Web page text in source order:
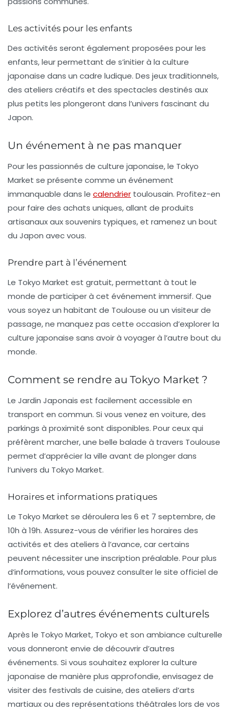
Les activités pour les enfants
Des activités seront également proposées pour les
enfants, leur permettant de s’initier à la culture
japonaise dans un cadre ludique. Des jeux traditionnels,
des ateliers créatifs et des spectacles destinés aux
plus petits les plongeront dans l’univers fascinant du
Japon.
Un événement à ne pas manquer
Pour les passionnés de culture japonaise, le Tokyo
Market se présente comme un événement
immanquable dans le calendrier toulousain. Profitez-en
pour faire des achats uniques, allant de produits
artisanaux aux souvenirs typiques, et ramenez un bout
du Japon avec vous.
Prendre part à l’événement
Le Tokyo Market est gratuit, permettant à tout le
monde de participer à cet événement immersif. Que
vous soyez un habitant de Toulouse ou un visiteur de
passage, ne manquez pas cette occasion d’explorer la
culture japonaise sans avoir à voyager à l’autre bout du
monde.
Comment se rendre au Tokyo Market ?
Le Jardin Japonais est facilement accessible en
transport en commun. Si vous venez en voiture, des
parkings à proximité sont disponibles. Pour ceux qui
préfèrent marcher, une belle balade à travers Toulouse
permet d’apprécier la ville avant de plonger dans
l’univers du Tokyo Market.
Horaires et informations pratiques
Le Tokyo Market se déroulera les 6 et 7 septembre, de
10h à 19h. Assurez-vous de vérifier les horaires des
activités et des ateliers à l’avance, car certains
peuvent nécessiter une inscription préalable. Pour plus
d’informations, vous pouvez consulter le site officiel de
l’événement.
Explorez d’autres événements culturels
Après le Tokyo Market, Tokyo et son ambiance culturelle
vous donneront envie de découvrir d’autres
événements. Si vous souhaitez explorer la culture
japonaise de manière plus approfondie, envisagez de
visiter des festivals de cuisine, des ateliers d’arts
martiaux ou des représentations théâtrales lors de vos